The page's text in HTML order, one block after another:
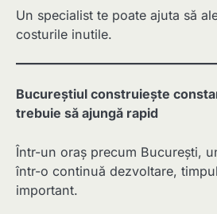
Un specialist te poate ajuta să
costurile inutile.
Bucureștiul construiește
trebuie să ajungă rapid
Într-un oraș precum București,
într-o continuă dezvoltare,
important.